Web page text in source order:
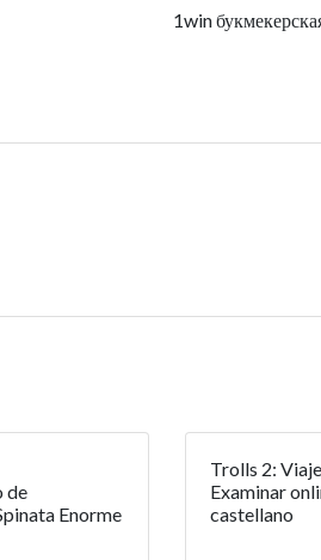
1win
de
Enorme
Trolls 2:
Examinar
castellano